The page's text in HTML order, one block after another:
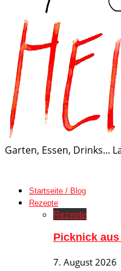
Garten, Essen, Drinks...
Startseite / Blog
Rezepte
Rezepte
Picknick
7. August 2026